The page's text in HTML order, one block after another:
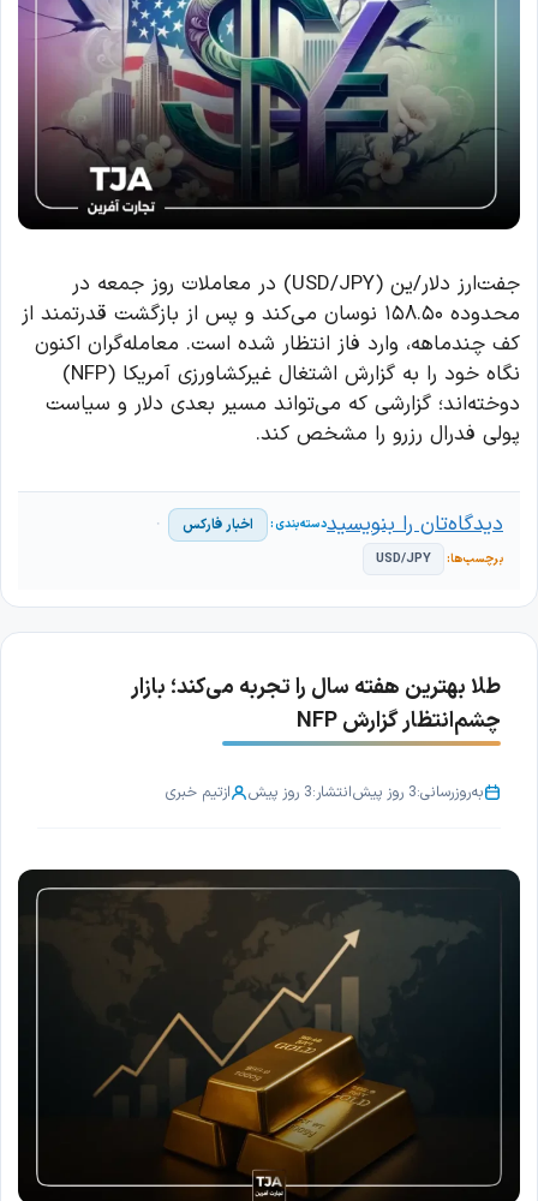
جفت‌ارز دلار/ین (USD/JPY) در معاملات روز جمعه در
محدوده ۱۵۸.۵۰ نوسان می‌کند و پس از بازگشت قدرتمند از
کف چندماهه، وارد فاز انتظار شده است. معامله‌گران اکنون
نگاه خود را به گزارش اشتغال غیرکشاورزی آمریکا (NFP)
دوخته‌اند؛ گزارشی که می‌تواند مسیر بعدی دلار و سیاست
پولی فدرال رزرو را مشخص کند.
اخبار فارکس
USD/JPY
دیدگاه‌تان را بنویسید
طلا بهترین هفته سال را تجربه می‌کند؛ بازار
چشم‌انتظار گزارش NFP
به‌روزرسانی:3 روز پیش انتشار:3 روز پیش ازتیم خبری